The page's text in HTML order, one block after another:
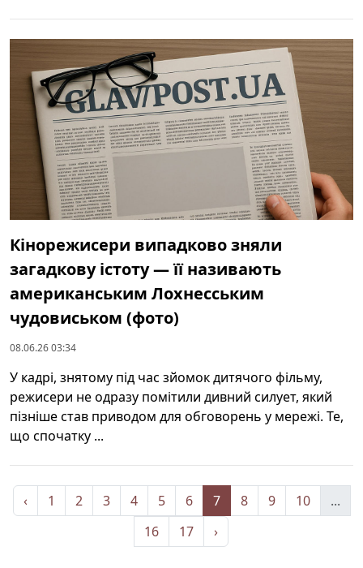
Кінорежисери випадково зняли
загадкову істоту — її називають
американським Лохнесським
чудовиськом (фото)
08.06.26 03:34
У кадрі, знятому під час зйомок дитячого фільму,
режисери не одразу помітили дивний силует, який
пізніше став приводом для обговорень у мережі. Те,
що спочатку ...
‹ 1 2 3 4 5 6 7 8 9 10
...
16
17 ›